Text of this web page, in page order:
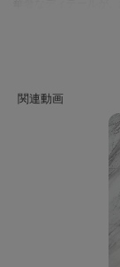
スリーブレスニット
ジュアルな着こなし
秋には薄手のニット
プラスするだけで、